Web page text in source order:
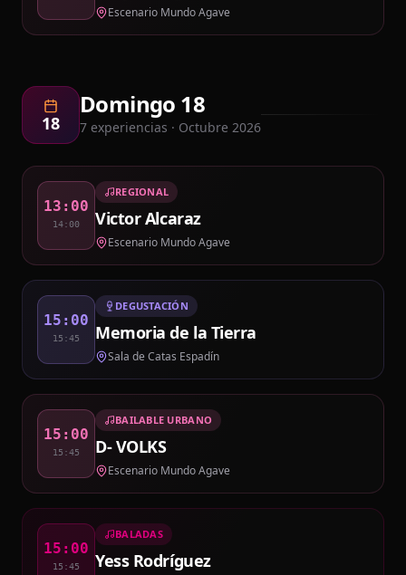
Escenario Mundo Agave
18
Domingo 18
7 experiencias · Octubre 2026
13:00
14:00
REGIONAL
Victor Alcaraz
Escenario Mundo Agave
15:00
15:45
DEGUSTACIÓN
Memoria de la Tierra
Sala de Catas Espadín
15:00
15:45
BAILABLE URBANO
D- VOLKS
Escenario Mundo Agave
15:00
15:45
BALADAS
Yess Rodríguez